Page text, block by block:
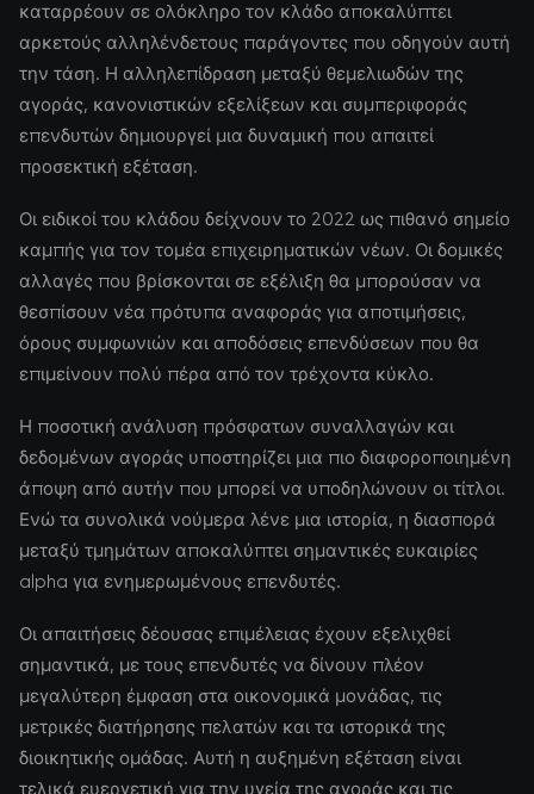
καταρρέουν σε ολόκληρο τον κλάδο αποκαλύπτει
αρκετούς αλληλένδετους παράγοντες που οδηγούν αυτή
την τάση. Η αλληλεπίδραση μεταξύ θεμελιωδών της
αγοράς, κανονιστικών εξελίξεων και συμπεριφοράς
επενδυτών δημιουργεί μια δυναμική που απαιτεί
προσεκτική εξέταση.
Οι ειδικοί του κλάδου δείχνουν το 2022 ως πιθανό σημείο
καμπής για τον τομέα επιχειρηματικών νέων. Οι δομικές
αλλαγές που βρίσκονται σε εξέλιξη θα μπορούσαν να
θεσπίσουν νέα πρότυπα αναφοράς για αποτιμήσεις,
όρους συμφωνιών και αποδόσεις επενδύσεων που θα
επιμείνουν πολύ πέρα από τον τρέχοντα κύκλο.
Η ποσοτική ανάλυση πρόσφατων συναλλαγών και
δεδομένων αγοράς υποστηρίζει μια πιο διαφοροποιημένη
άποψη από αυτήν που μπορεί να υποδηλώνουν οι τίτλοι.
Ενώ τα συνολικά νούμερα λένε μια ιστορία, η διασπορά
μεταξύ τμημάτων αποκαλύπτει σημαντικές ευκαιρίες
alpha για ενημερωμένους επενδυτές.
Οι απαιτήσεις δέουσας επιμέλειας έχουν εξελιχθεί
σημαντικά, με τους επενδυτές να δίνουν πλέον
μεγαλύτερη έμφαση στα οικονομικά μονάδας, τις
μετρικές διατήρησης πελατών και τα ιστορικά της
διοικητικής ομάδας. Αυτή η αυξημένη εξέταση είναι
τελικά ευεργετική για την υγεία της αγοράς και τις